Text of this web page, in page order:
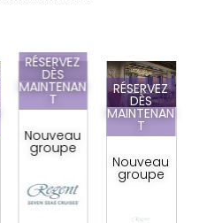
RÉSERVEZ
DÈS
MAINTENAN
T
Nouveau
groupe
RÉSERVEZ
DÈS
MAINTENAN
T
Nouveau
groupe